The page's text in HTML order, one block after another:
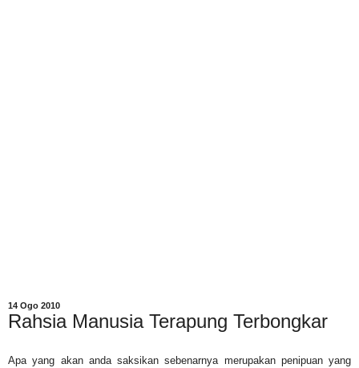
14 Ogo 2010
Rahsia Manusia Terapung Terbongkar
Apa yang akan anda saksikan sebenarnya merupakan penipuan yang